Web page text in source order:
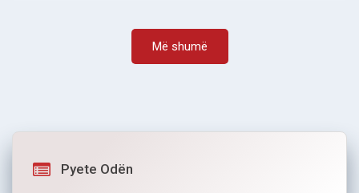
Më shumë
Pyete Odën